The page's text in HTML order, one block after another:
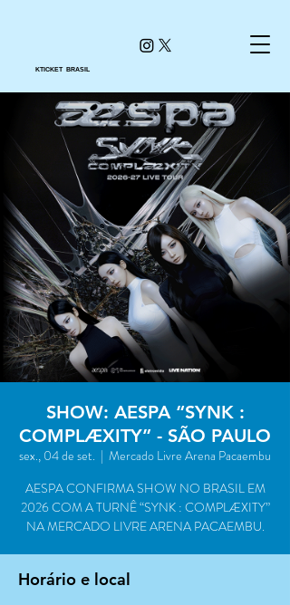
KTICKET BRASIL
SHOW: AESPA “SYNK :
COMPLÆXITY” - SÃO PAULO
sex., 04 de set.
  |
Mercado Livre Arena Pacaembu
AESPA CONFIRMA SHOW NO BRASIL EM
2026 COM A TURNÊ “SYNK : COMPLÆXITY”
NA MERCADO LIVRE ARENA PACAEMBU.
Horário e local